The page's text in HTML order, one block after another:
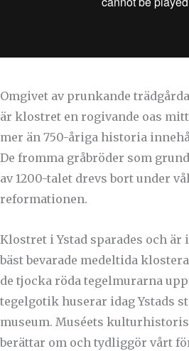
Omgivet av prunkande
är klostret en rogivande oas
mer än 750-åriga historia
De fromma gråbröder som
av 1200-talet drevs bort under
reformationen.
Klostret i Ystad sparades och är
bäst bevarade medeltida
de tjocka röda tegelmurarna
tegelgotik huserar idag Ystads
museum. Muséets
berättar om och tydliggör vårt